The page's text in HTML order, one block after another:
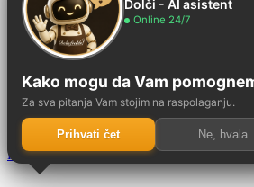
Linkedin
Dolči - AI asistent
Online 24/7
Kako mogu da Vam
Za sva pitanja Vam stojim na raspolaganju.
Prihvati čet Ne, hvala